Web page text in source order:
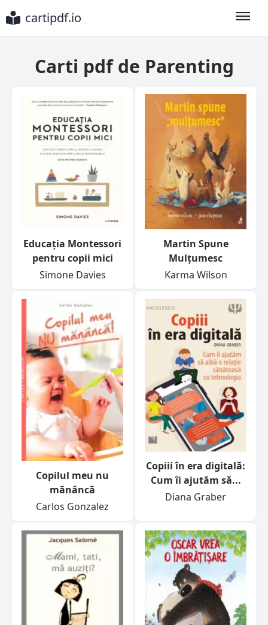
cartipdf.io
Carti pdf de Parenting
Educația Montessori
pentru copii mici
Simone Davies
Martin Spune
Mulțumesc
Karma Wilson
Copilul meu nu
mănâncă
Carlos Gonzalez
Copiii în era digitală:
Cum îi ajutăm să...
Diana Graber